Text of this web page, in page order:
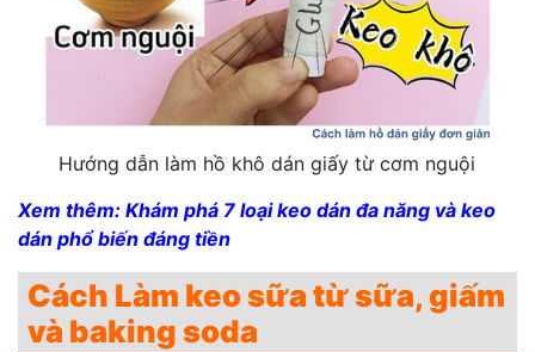
Hướng dẫn làm hồ khô dán giấy từ cơm nguội
Xem thêm: Khám phá 7 loại keo dán đa năng và keo
dán phổ biến đáng tiền
Cách Làm keo sữa từ sữa, giấm
và baking soda